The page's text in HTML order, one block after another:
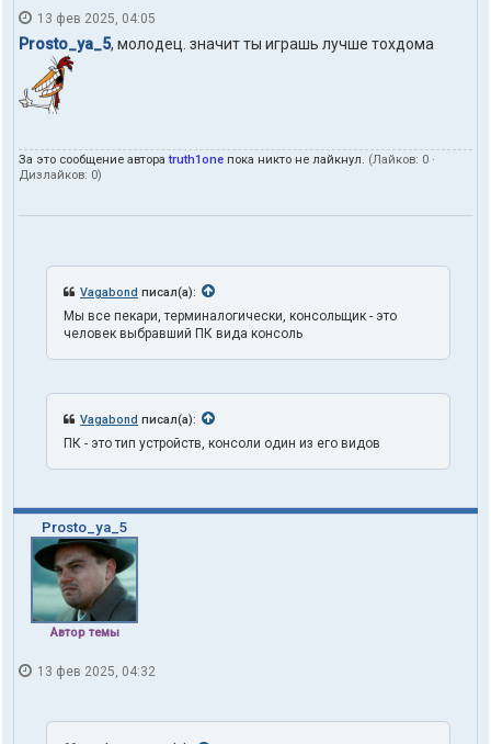
н
т
а
л
о
т
л
я
t
1
o
13 фев 2025, 04:05
Prosto_ya_5, молодец. значит ты играшь лучше тохдома
За это сообщение автораtruth1one пока никто не лайкнул. (Лайков: 0 ·
Дизлайков: 0)
Vagabond писал(а):
Мы все пекари, терминалогически, консольщик - это
человек выбравший ПК вида консоль
Vagabond писал(а):
ПК - это тип устройств, консоли один из его видов
Prosto_ya_5
Автор темы
13 фев 2025, 04:32